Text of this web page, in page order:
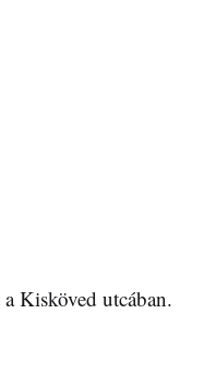
Kisköved utcában.